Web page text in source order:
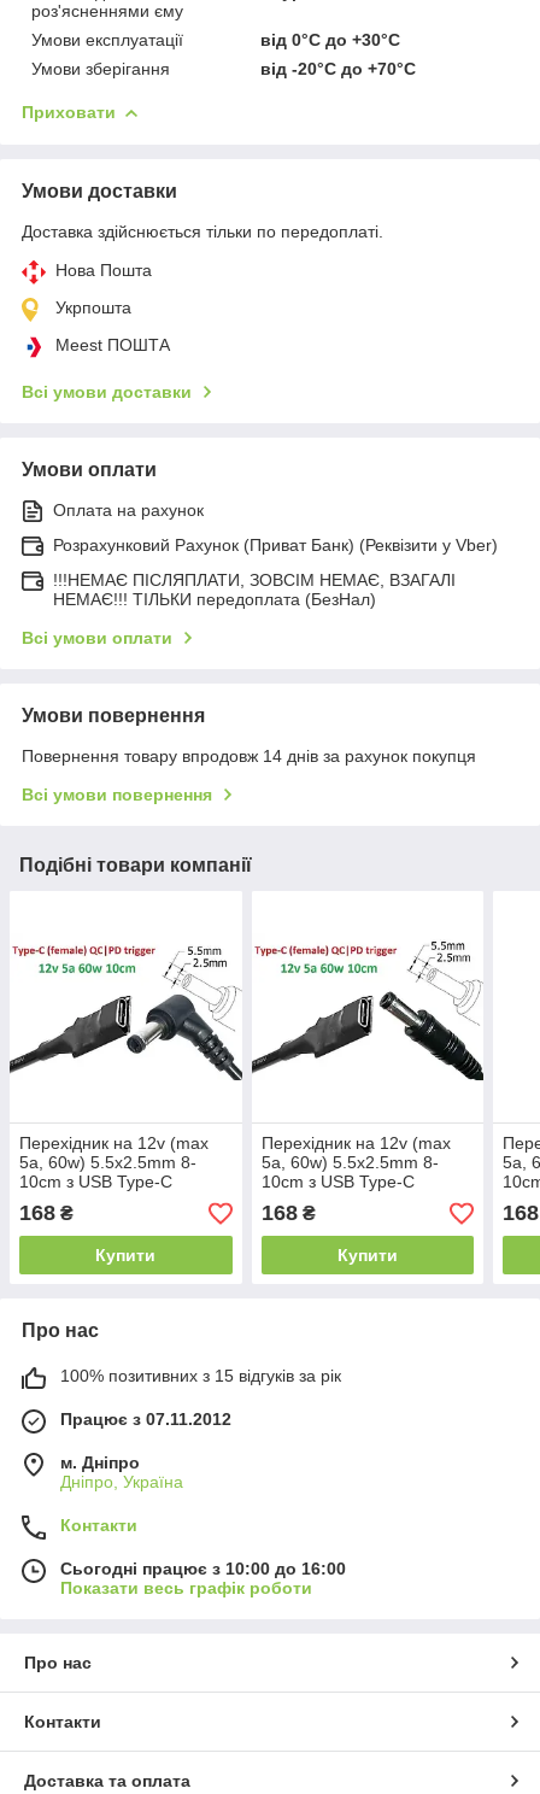
роз'ясненнями єму
Умови експлуатації
від 0°C до +30°C
Умови зберігання
від -20°C до +70°C
Приховати
Умови доставки
Доставка здійснюється тільки по передоплаті.
Нова Пошта
Укрпошта
Meest ПОШТА
Всі умови доставки
Умови оплати
Оплата на рахунок
Розрахунковий Рахунок (Приват Банк) (Реквізити у Vber)
!!!НЕМАЄ ПІСЛЯПЛАТИ, ЗОВСІМ НЕМАЄ, ВЗАГАЛІ
НЕМАЄ!!! ТІЛЬКИ передоплата (БезНал)
Всі умови оплати
Умови повернення
Повернення товару впродовж 14 днів за рахунок покупця
Всі умови повернення
Подібні товари компанії
Перехідник на 12v (max
5a, 60w) 5.5x2.5mm 8-
10cm з USB Type-C
(Female) Quick Charge
Power Delivery QC|PD
тригер (A class) 1 день
168 ₴
Купити
Перехідник на 12v (max
5a, 60w) 5.5x2.5mm 8-
10cm з USB Type-C
(Female) Quick Charge
Power Delivery QC|PD
тригер (A class) 1 день
168₴
Купити
5a,
168
Про нас
100% позитивних з 15 відгуків за рік
Працює з 07.11.2012
м. Дніпро
Дніпро, Україна
Контакти
Сьогодні працює з 10:00 до 16:00
Показати весь графік роботи
Про нас
Контакти
Доставка та оплата